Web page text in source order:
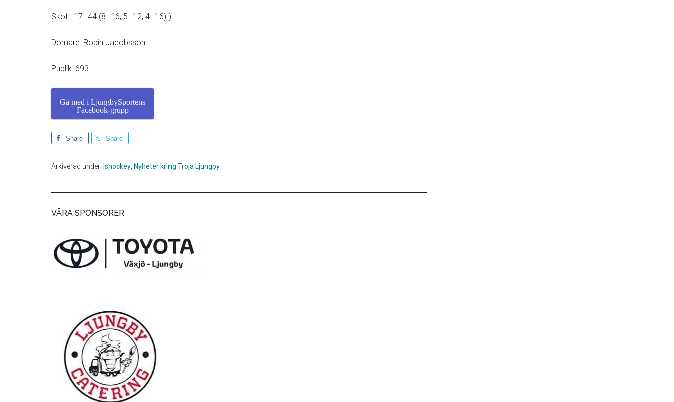
Skott: 17–44 (8–16, 5–12, 4–16) )
Domare: Robin Jacobsson.
Publik: 693.
Gå med i LjungbySportens
Facebook-grupp
Share Share
Arkiverad under: Ishockey, Nyheter kring Troja Ljungby
VÅRA SPONSORER